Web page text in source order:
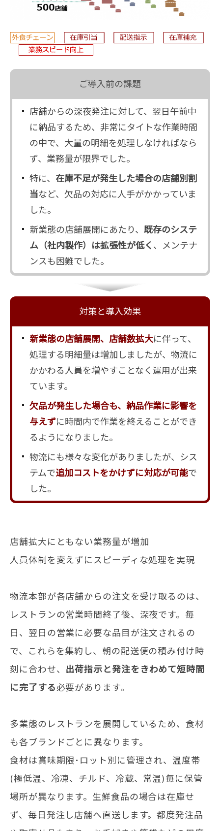
ご導入前の課題
店舗からの深夜発注に対して、翌日午前中
に納品するため、非常にタイトな作業時間
の中で、大量の明細を処理しなければなら
ず、業務量が限界でした。
特に、 在庫不足が発生した場合の店舗別割
当など、欠品の対応に人手がかかっていま
した。
新業態の店舗展開にあたり、 既存のシステ
ム（社内製作）は拡張性が低く 、メンテナ
ンスも困難でした。
対策と導入効果
新業態の店舗展開、店舗数拡大に伴って、
処理する明細量は増加しましたが、物流に
かかわる人員を増やすことなく運用が出来
ています。
欠品が発生した場合も、納品作業に影響を
与えずに時間内で作業を終えることができ
るようになりました。
物流にも様々な変化がありましたが、シス
テムで追加コストをかけずに対応が可能で
した。
店舗拡大にともない業務量が増加
人員体制を変えずにスピーディな処理を実現
物流本部が各店舗からの注文を受け取るのは、
レストランの営業時間終了後、深夜です。毎
日、翌日の営業に必要な品目が注文されるの
で、これらを集約し、朝の配送便の積み付け時
刻に合わせ、 出荷指示と発注をきわめて短時間
に完了する必要があります。
多業態のレストランを展開しているため、食材
も各ブランドごとに異なります。
食材は賞味期限･ロット別に管理され、温度帯
(極低温、冷凍、チルド、冷蔵、常温)毎に保管
場所が異なります。生鮮食品の場合は在庫せ
ず、毎日発注し店舗へ直送します。都度発注品